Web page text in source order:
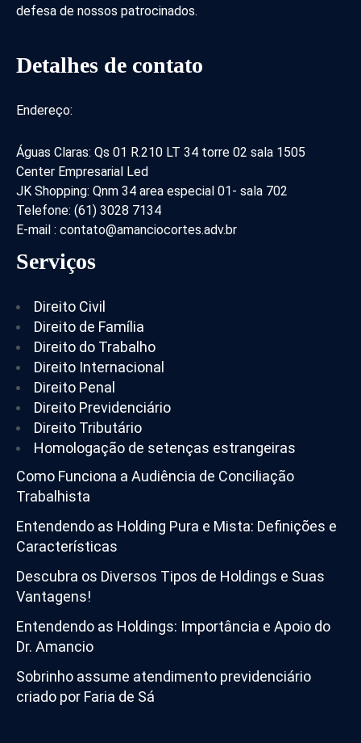
defesa de nossos patrocinados.
Detalhes de contato
Endereço:
Águas Claras: Qs 01 R.210 LT 34 torre 02 sala 1505
Center Empresarial Led
JK Shopping: Qnm 34 area especial 01- sala 702
Telefone: (61) 3028 7134
E-mail : contato@amanciocortes.adv.br
Serviços
Direito Civil
Direito de Família
Direito do Trabalho
Direito Internacional
Direito Penal
Direito Previdenciário
Direito Tributário
Homologação de setenças estrangeiras
Como Funciona a Audiência de Conciliação
Trabalhista
Entendendo as Holding Pura e Mista: Definições e
Características
Descubra os Diversos Tipos de Holdings e Suas
Vantagens!
Entendendo as Holdings: Importância e Apoio do
Dr. Amancio
Sobrinho assume atendimento previdenciário
criado por Faria de Sá